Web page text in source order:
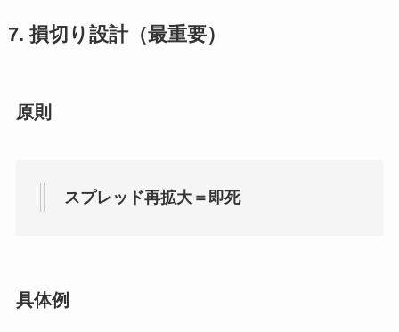
7. 損切り設計（最重要）
原則
スプレッド再拡大＝即死
具体例